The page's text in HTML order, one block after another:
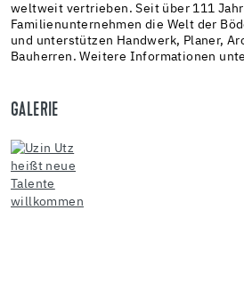
weltweit vertrieben. Seit über 111
Familienunternehmen die Welt der
und unterstützen Handwerk, Planer,
Bauherren. Weitere Informationen
GALERIE